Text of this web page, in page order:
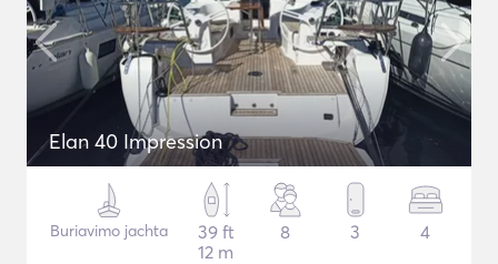
Elan 40 Impression
Buriavimo jachta
39 ft
12 m
8 3 4